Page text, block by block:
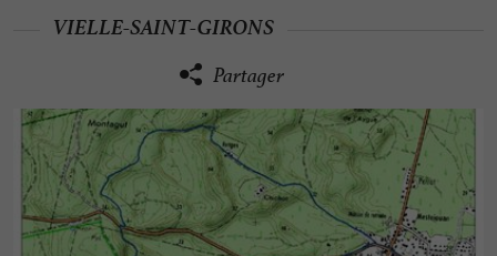
VIELLE-SAINT-GIRONS
Partager